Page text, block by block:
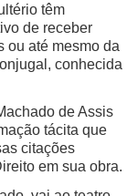
têm
de receber
ou até mesmo da
conhecida
de Assis
tácita que
citações
em sua obra.